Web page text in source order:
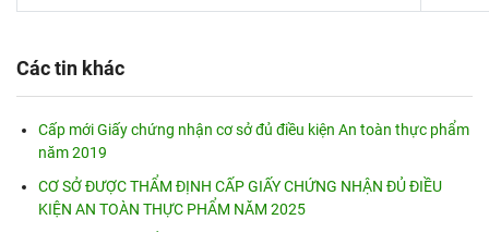
Các tin khác
Cấp mới Giấy chứng nhận cơ sở đủ điều kiện An toàn thực phẩm
năm 2019
CƠ SỞ ĐƯỢC THẨM ĐỊNH CẤP GIẤY CHỨNG NHẬN ĐỦ ĐIỀU
KIỆN AN TOÀN THỰC PHẨM NĂM 2025